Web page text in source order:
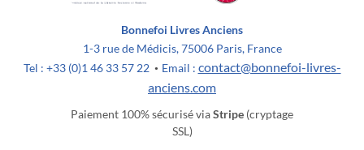
Bonnefoi Livres Anciens
1-3 rue de Médicis, 75006 Paris, France
Tel : +33 (0)1 46 33 57 22 • Email : contact@bonnefoi-livres-
anciens.com
Paiement 100% sécurisé viaStripe (cryptage
SSL)